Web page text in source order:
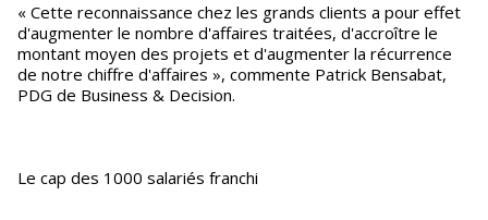
« Cette reconnaissance chez les grands clients a pour effet
d'augmenter le nombre d'affaires traitées, d'accroître le
montant moyen des projets et d'augmenter la récurrence
de notre chiffre d'affaires », commente Patrick Bensabat,
PDG de Business & Decision.
Le cap des 1000 salariés franchi